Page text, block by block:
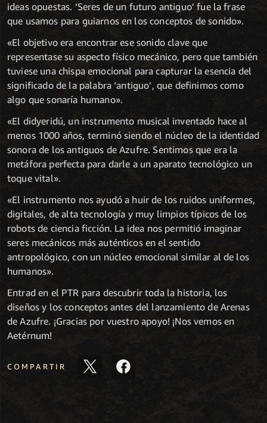
ideas opuestas. ‘Seres de un futuro antiguo’ fue la frase
que usamos para guiarnos en los conceptos de sonido».
«El objetivo era encontrar ese sonido clave que
representase su aspecto físico mecánico, pero que también
tuviese una chispa emocional para capturar la esencia del
significado de la palabra ‘antiguo’, que definimos como
algo que sonaría humano».
«El didyeridú, un instrumento musical inventado hace al
menos 1000 años, terminó siendo el núcleo de la identidad
sonora de los antiguos de Azufre. Sentimos que era la
metáfora perfecta para darle a un aparato tecnológico un
toque vital».
«El instrumento nos ayudó a huir de los ruidos uniformes,
digitales, de alta tecnología y muy limpios típicos de los
robots de ciencia ficción. La idea nos permitió imaginar
seres mecánicos más auténticos en el sentido
antropológico, con un núcleo emocional similar al de los
humanos».
Entrad en el PTR para descubrir toda la historia, los
diseños y los conceptos antes del lanzamiento de Arenas
de Azufre. ¡Gracias por vuestro apoyo! ¡Nos vemos en
Aetérnum!
COMPARTIR